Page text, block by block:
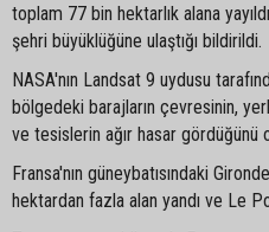
toplam 77 bin hektarlık alana
şehri büyüklüğüne ulaştığı bildirildi.
NASA'nın Landsat 9 uydusu
bölgedeki barajların çevresinin,
ve tesislerin ağır hasar gördüğünü
Fransa'nın güneybatısındaki
hektardan fazla alan yandı ve Le